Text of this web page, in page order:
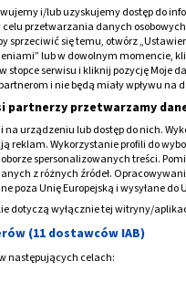
Soda oczyszczona na
Soda oczyszczona na
poleca
i/lub uzyskujemy dostęp do
przetwarzania danych
sprzeciwić się temu, otwórz
lub w dowolnym momencie,
stopce serwisu i kliknij pozycję Moje
i nie będą miały wpływu na
partnerzy przetwarzamy
urządzeniu lub dostęp do nich.
reklam. Wykorzystanie profili do
spersonalizowanych treści.
z różnych źródeł.
poza Unię Europejską i wysyłane do
dotyczą wyłącznie tej witryny/
(11 dostawców IAB)
następujących celach: